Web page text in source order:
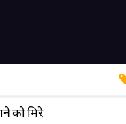
को मिरे